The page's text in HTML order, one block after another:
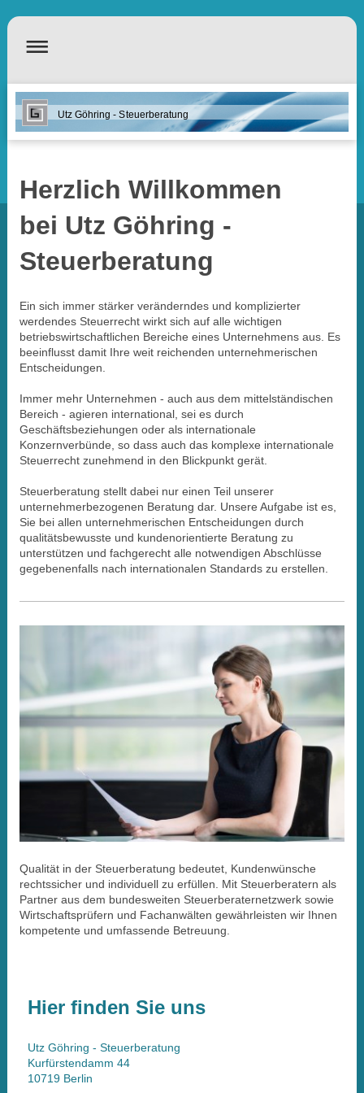
Utz Göhring - Steuerberatung
Herzlich Willkommen
bei Utz Göhring -
Steuerberatung
Ein sich immer stärker veränderndes und komplizierter
werdendes Steuer­recht wirkt sich auf alle wichtigen
betriebswirtschaftlichen Bereiche eines Unternehmens aus. Es
beeinflusst damit Ihre weit reichenden unter­nehmerischen
Entscheidungen.
Immer mehr Unternehmen - auch aus dem mittelständischen
Bereich - agieren international, sei es durch
Geschäftsbeziehungen oder als inter­nationale
Konzernverbünde, so dass auch das komplexe internationale
Steuerrecht zunehmend in den Blickpunkt gerät.
Steuerberatung stellt dabei nur einen Teil unserer
unternehmerbezogenen Beratung dar. Unsere Aufgabe ist es,
Sie bei allen unternehmerischen Ent­scheidungen durch
qualitätsbewusste und kundenorientierte Beratung zu
unterstützen und fachgerecht alle notwendigen Abschlüsse
gegebenenfalls nach internationalen Standards zu erstellen.
Qualität in der Steuerberatung bedeutet, Kundenwünsche
rechtssicher und individuell zu erfüllen. Mit Steuerberatern als
Partner aus dem bundesweiten Steuer­beraternetzwerk sowie
Wirtschaftsprüfern und Fachanwälten gewährleisten wir Ihnen
kompetente und umfassende Betreuung.
Hier finden Sie uns
Utz Göhring - Steuerberatung
Kurfürstendamm 44
10719 Berlin